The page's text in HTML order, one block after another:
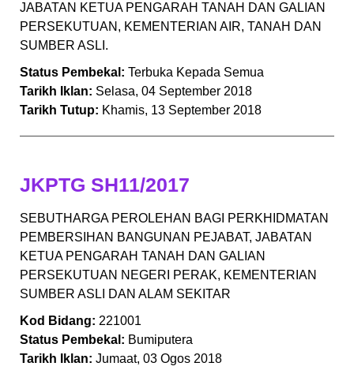
JABATAN KETUA PENGARAH TANAH DAN GALIAN
PERSEKUTUAN, KEMENTERIAN AIR, TANAH DAN
SUMBER ASLI.
Status Pembekal: Terbuka Kepada Semua
Tarikh Iklan: Selasa, 04 September 2018
Tarikh Tutup: Khamis, 13 September 2018
JKPTG SH11/2017
SEBUTHARGA PEROLEHAN BAGI PERKHIDMATAN
PEMBERSIHAN BANGUNAN PEJABAT, JABATAN
KETUA PENGARAH TANAH DAN GALIAN
PERSEKUTUAN NEGERI PERAK, KEMENTERIAN
SUMBER ASLI DAN ALAM SEKITAR
Kod Bidang: 221001
Status Pembekal: Bumiputera
Tarikh Iklan: Jumaat, 03 Ogos 2018